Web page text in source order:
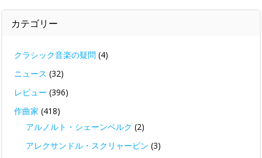
カテゴリー
クラシック音楽の疑問 (4)
ニュース (32)
レビュー (396)
作曲家 (418)
アルノルト・シェーンベルク (2)
アレクサンドル・スクリャービン (3)